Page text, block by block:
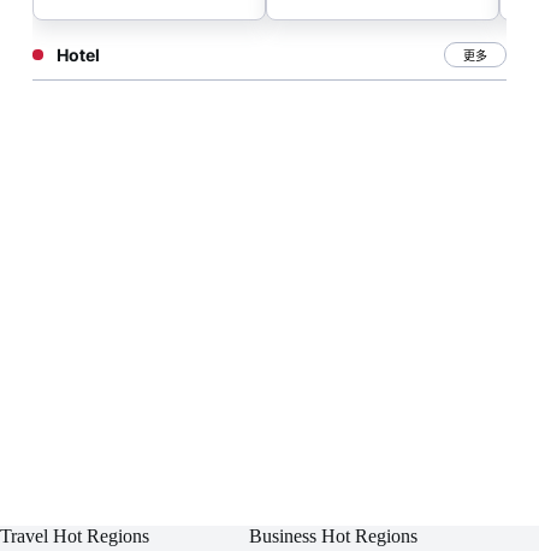
Hotel 更多
Travel Hot Regions Business Hot Regions